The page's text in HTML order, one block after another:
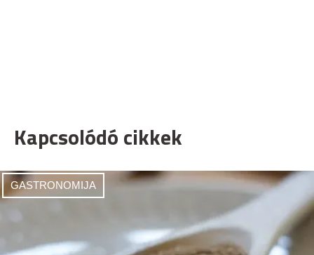
Kapcsolódó cikkek
GASTRONOMIJA